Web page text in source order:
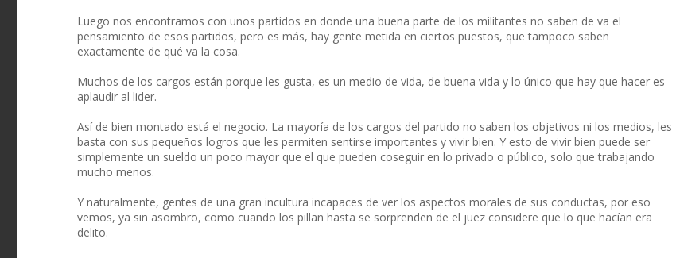
Luego nos encontramos con unos partidos en donde una buena parte de los militantes no saben de va el
pensamiento de esos partidos, pero es más, hay gente metida en ciertos puestos, que tampoco saben
exactamente de qué va la cosa.
Muchos de los cargos están porque les gusta, es un medio de vida, de buena vida y lo único que hay que hacer es
aplaudir al lider.
Así de bien montado está el negocio. La mayoría de los cargos del partido no saben los objetivos ni los medios, les
basta con sus pequeños logros que les permiten sentirse importantes y vivir bien. Y esto de vivir bien puede ser
simplemente un sueldo un poco mayor que el que pueden coseguir en lo privado o público, solo que trabajando
mucho menos.
Y naturalmente, gentes de una gran incultura incapaces de ver los aspectos morales de sus conductas, por eso
vemos, ya sin asombro, como cuando los pillan hasta se sorprenden de el juez considere que lo que hacían era
delito.